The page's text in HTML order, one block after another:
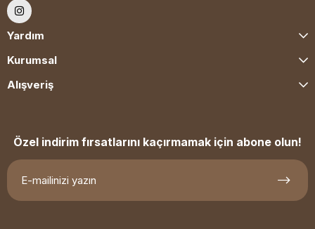
Yardım
Kurumsal
Alışveriş
Özel indirim fırsatlarını kaçırmamak için abone olun!